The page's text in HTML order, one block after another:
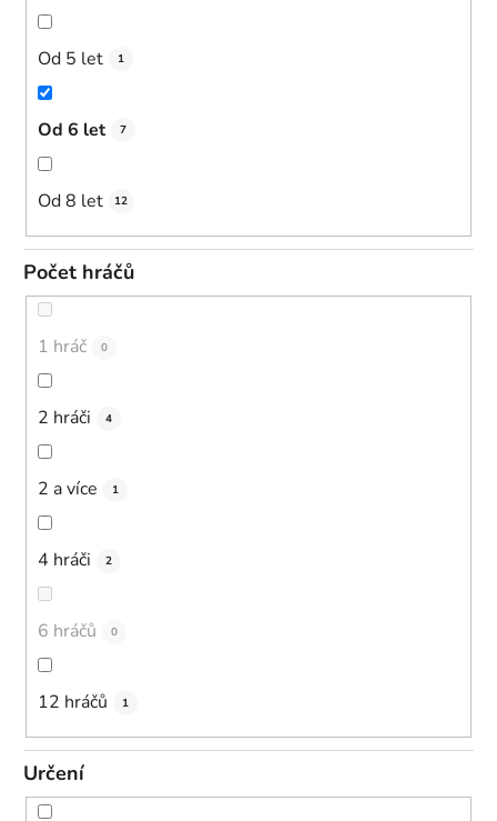
Od 5 let 1
Od 6 let 7
Od 8 let 12
Počet hráčů
1 hráč 0
2 hráči 4
2 a více 1
4 hráči 2
6 hráčů 0
12 hráčů 1
Určení